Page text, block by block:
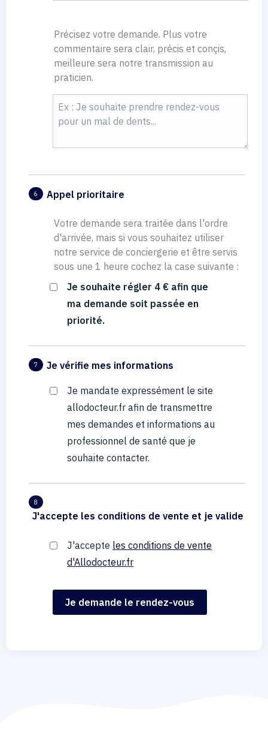
Précisez votre demande. Plus votre
commentaire sera clair, précis et conçis,
meilleure sera notre transmission au
praticien.
6 Appel prioritaire
Votre demande sera traitée dans l'ordre
d'arrivée, mais si vous souhaitez utiliser
notre service de conciergerie et être servis
sous une 1 heure cochez la case suivante :
Je souhaite régler 4 € afin que
ma demande soit passée en
priorité.
7 Je vérifie mes informations
Je mandate expressément le site
allodocteur.fr afin de transmettre
mes demandes et informations au
professionnel de santé que je
souhaite contacter.
8
J'accepte les conditions de vente et je valide
J'accepte les conditions de vente
d'Allodocteur.fr